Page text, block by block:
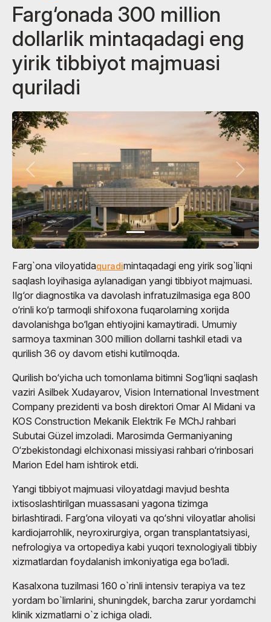
Farg‘onada 300 million
dollarlik mintaqadagi eng
yirik tibbiyot majmuasi
quriladi
Farg`ona viloyatidaquradimintaqadagi eng yirik sog`liqni
saqlash loyihasiga aylanadigan yangi tibbiyot majmuasi.
Ilg‘or diagnostika va davolash infratuzilmasiga ega 800
o‘rinli ko‘p tarmoqli shifoxona fuqarolarning xorijda
davolanishga bo‘lgan ehtiyojini kamaytiradi. Umumiy
sarmoya taxminan 300 million dollarni tashkil etadi va
qurilish 36 oy davom etishi kutilmoqda.
Qurilish bo‘yicha uch tomonlama bitimni Sog‘liqni saqlash
vaziri Asilbek Xudayarov, Vision International Investment
Company prezidenti va bosh direktori Omar Al Midani va
KOS Construction Mekanik Elektrik Fe MChJ rahbari
Subutai Güzel imzoladi. Marosimda Germaniyaning
O‘zbekistondagi elchixonasi missiyasi rahbari o‘rinbosari
Marion Edel ham ishtirok etdi.
Yangi tibbiyot majmuasi viloyatdagi mavjud beshta
ixtisoslashtirilgan muassasani yagona tizimga
birlashtiradi. Farg‘ona viloyati va qo‘shni viloyatlar aholisi
kardiojarrohlik, neyroxirurgiya, organ transplantatsiyasi,
nefrologiya va ortopediya kabi yuqori texnologiyali tibbiy
xizmatlardan foydalanish imkoniyatiga ega bo‘ladi.
Kasalxona tuzilmasi 160 o`rinli intensiv terapiya va tez
yordam bo`limlarini, shuningdek, barcha zarur yordamchi
klinik xizmatlarni o`z ichiga oladi.